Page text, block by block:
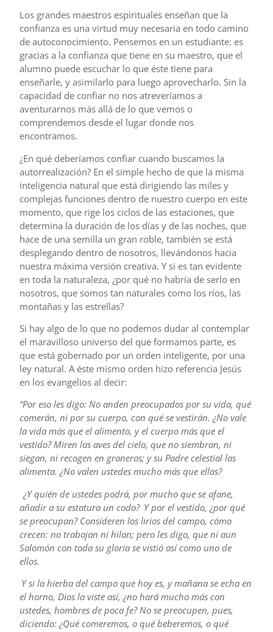
Los grandes maestros espirituales enseñan que la
confianza es una virtud muy necesaria en todo camino
de autoconocimiento. Pensemos en un estudiante: es
gracias a la confianza que tiene en su maestro, que el
alumno puede escuchar lo que éste tiene para
enseñarle, y asimilarlo para luego aprovecharlo. Sin la
capacidad de confiar no nos atreveríamos a
aventurarnos más allá de lo que vemos o
comprendemos desde el lugar donde nos
encontramos.
¿En qué deberíamos confiar cuando buscamos la
autorrealización? En el simple hecho de que la misma
inteligencia natural que está dirigiendo las miles y
complejas funciones dentro de nuestro cuerpo en este
momento, que rige los ciclos de las estaciones, que
determina la duración de los días y de las noches, que
hace de una semilla un gran roble, también se está
desplegando dentro de nosotros, llevándonos hacia
nuestra máxima versión creativa. Y si es tan evidente
en toda la naturaleza, ¿por qué no habría de serlo en
nosotros, que somos tan naturales como los ríos, las
montañas y las estrellas?
Si hay algo de lo que no podemos dudar al contemplar
el maravilloso universo del que formamos parte, es
que está gobernado por un orden inteligente, por una
ley natural. A éste mismo orden hizo referencia Jesús
en los evangelios al decir:
“Por eso les digo: No anden preocupados por su vida, qué
comerán, ni por su cuerpo, con qué se vestirán. ¿No vale
la vida más que el alimento, y el cuerpo más que el
vestido? Miren las aves del cielo, que no siembran, ni
siegan, ni recogen en graneros; y su Padre celestial las
alimenta. ¿No valen ustedes mucho más que ellas?
¿Y quién de ustedes podrá, por mucho que se afane,
añadir a su estatura un codo? Y por el vestido, ¿por qué
se preocupan? Consideren los lirios del campo, cómo
crecen: no trabajan ni hilan; pero les digo, que ni aun
Salomón con toda su gloria se vistió así como uno de
ellos.
Y si la hierba del campo que hoy es, y mañana se echa en
el horno, Dios la viste así, ¿no hará mucho más con
ustedes, hombres de poca fe?No se preocupen, pues,
diciendo: ¿Qué comeremos, o qué beberemos, o qué